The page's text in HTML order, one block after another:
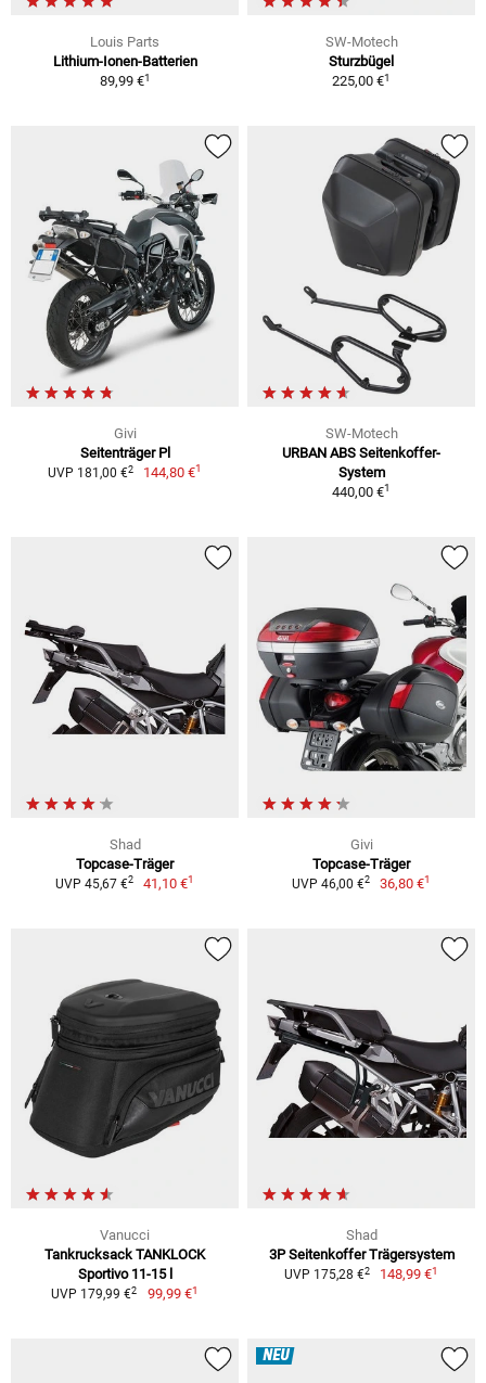
Louis Parts
Lithium-Ionen-Batterien
89,99 €1
SW-Motech
Sturzbügel
225,00 €1
Givi
Seitenträger Pl
UVP 181,00 €2 144,80 €1
SW-Motech
URBAN ABS Seitenkoffer-
System
440,00 €1
Shad
Topcase-Träger
UVP 45,67 €2 41,10 €1
Givi
Topcase-Träger
UVP 46,00 €2 36,80 €1
Vanucci
Tankrucksack TANKLOCK
Sportivo 11-15 l
UVP 179,99 €2 99,99 €1
Shad
3P Seitenkoffer Trägersystem
UVP 175,28 €2 148,99 €1
NEU